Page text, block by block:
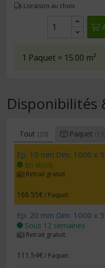
Livraison au choix
1 Paquet = 15.00 m²
Disponibilités
Tout (20) Paquet (13)
Ep. 10 mm Dim. 1000 x
En stock
Retrait gratuit
166.55€/ Paquet
Ep. 20 mm Dim. 1000 x
Sous 12 semaines
Retrait gratuit
111.54€/ Paquet